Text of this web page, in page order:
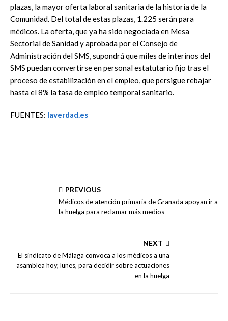
plazas, la mayor oferta laboral sanitaria de la historia de la
Comunidad. Del total de estas plazas, 1.225 serán para
médicos. La oferta, que ya ha sido negociada en Mesa
Sectorial de Sanidad y aprobada por el Consejo de
Administración del SMS, supondrá que miles de interinos del
SMS puedan convertirse en personal estatutario fijo tras el
proceso de estabilización en el empleo, que persigue rebajar
hasta el 8% la tasa de empleo temporal sanitario.
FUENTES: laverdad.es
PREVIOUS
Médicos de atención primaria de Granada apoyan ir a
la huelga para reclamar más medios
NEXT
El sindicato de Málaga convoca a los médicos a una
asamblea hoy, lunes, para decidir sobre actuaciones
en la huelga